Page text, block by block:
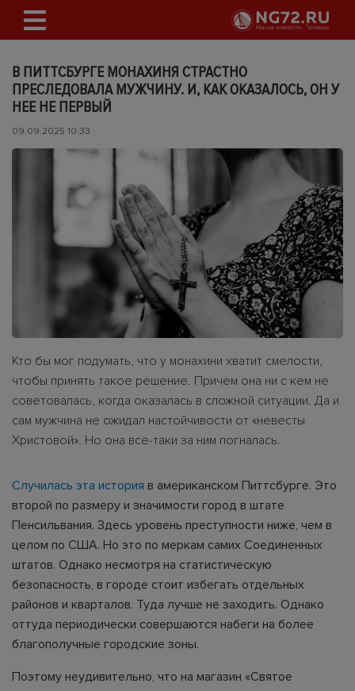
В ПИТТСБУРГЕ МОНАХИНЯ СТРАСТНО
ПРЕСЛЕДОВАЛА МУЖЧИНУ. И, КАК ОКАЗАЛОСЬ, ОН У
НЕЕ НЕ ПЕРВЫЙ
09.09.2025 10:33
Кто бы мог подумать, что у монахини хватит смелости,
чтобы принять такое решение. Причем она ни с кем не
советовалась, когда оказалась в сложной ситуации. Да и
сам мужчина не ожидал настойчивости от «невесты
Христовой». Но она всё-таки за ним погналась.
Случилась эта история в американском Питтсбурге. Это
второй по размеру и значимости город в штате
Пенсильвания. Здесь уровень преступности ниже, чем в
целом по США. Но это по меркам самих Соединенных
штатов. Однако несмотря на статистическую
безопасность, в городе стоит избегать отдельных
районов и кварталов. Туда лучше не заходить. Однако
оттуда периодически совершаются набеги на более
благополучные городские зоны.
Поэтому неудивительно, что на магазин «Святое